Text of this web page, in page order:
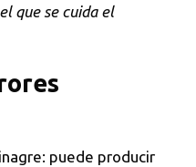
que se cuida el
puede producir